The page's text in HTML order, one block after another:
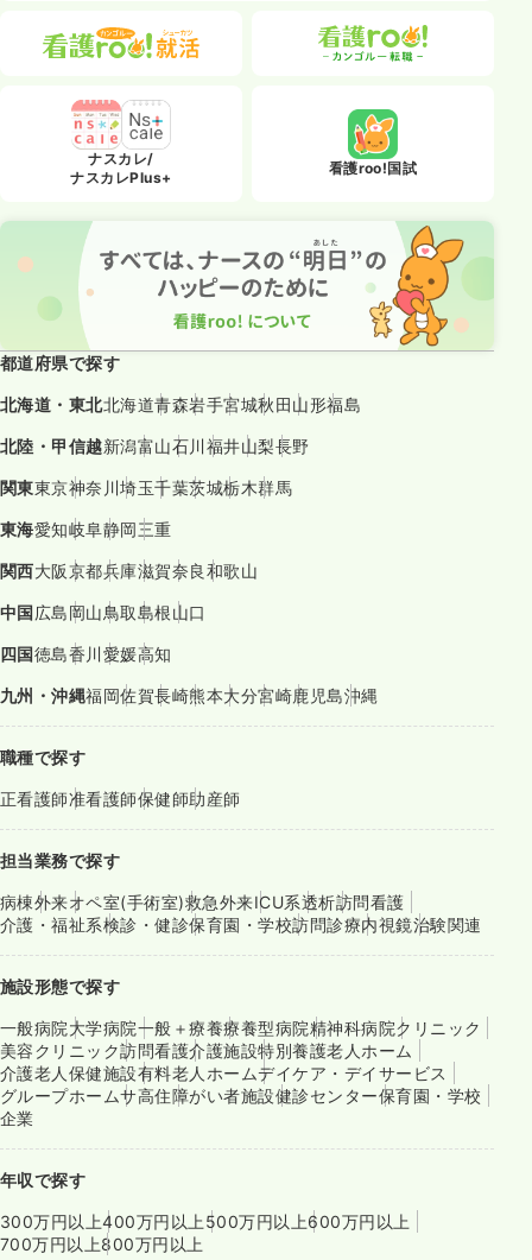
ナスカレ/
ナスカレPlus+
看護roo!国試
都道府県で探す
北海道・東北北海道青森岩手宮城秋田 山形福島
北陸・甲信越新潟富山石川 福井山梨長野
関東東京神奈川埼玉千葉茨城栃木群馬
東海愛知岐阜静岡三重
関西大阪京都兵庫滋賀奈良和歌山
中国 広島 岡山鳥取島根山口
四国徳島香川 愛媛高知
九州・沖縄福岡佐賀長崎熊本大分宮崎鹿児島沖縄
職種で探す
正看護師准看護師保健師助産師
担当業務で探す
病棟外来オペ室(手術室)救急外来ICU系透析訪問看護
介護・福祉系検診・健診保育園・学校訪問診療内視鏡治験関連
施設形態で探す
一般病院大学病院一般＋療養療養型病院精神科病院クリニック
美容クリニック訪問看護介護施設特別養護老人ホーム
介護老人保健施設有料老人ホームデイケア・デイサービス
グループホームサ高住障がい者施設健診センター保育園・学校
企業
年収で探す
300万円以上400万円以上500万円以上600万円以上
700万円以上800万円以上